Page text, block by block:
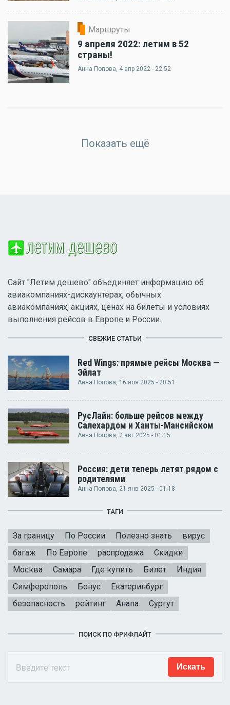
Маршруты
9 апреля 2022: летим в 52
страны!
Анна Попова, 4 апр 2022 - 22:52
Показать ещё
Сайт "Летим дешево" объединяет информацию об
авиакомпаниях-дискаунтерах, обычных
авиакомпаниях, акциях, ценах на билеты и условиях
выполнения рейсов в Европе и России.
СВЕЖИЕ СТАТЬИ
Red Wings: прямые рейсы Москва —
Эйлат
Анна Попова, 16 ноя 2025 - 20:51
РусЛайн: больше рейсов между
Салехардом и Ханты-Мансийском
Анна Попова, 2 авг 2025 - 01:15
Россия: дети теперь летят рядом с
родителями
Анна Попова, 21 янв 2025 - 01:18
ТАГИ
За границу По России Полезно знать
вирус
багаж
По Европе распродажа
Скидки
Москва
Самара Где купить Билет
Индия
Симферополь
Бонус
Екатеринбург
безопасность
рейтинг Анапа Сургут
ПОИСК ПО ФРИФЛАЙТ